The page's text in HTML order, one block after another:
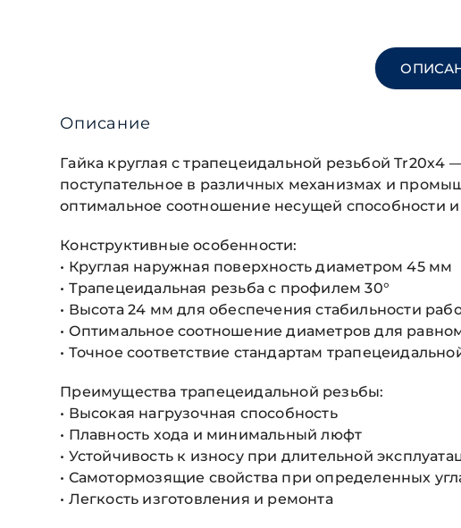
Описание
Гайка круглая с трапецеидальной резьбой
поступательное в различных механизмах и
оптимальное соотношение несущей способности и
Конструктивные особенности:
• Круглая наружная поверхность диаметром 45 мм
• Трапецеидальная резьба с профилем 30°
• Высота 24 мм для обеспечения стабильности
• Оптимальное соотношение диаметров для
• Точное соответствие стандартам
Преимущества трапецеидальной резьбы:
• Высокая нагрузочная способность
• Плавность хода и минимальный люфт
• Устойчивость к износу при длительной
• Самотормозящие свойства при определенных
• Легкость изготовления и ремонта